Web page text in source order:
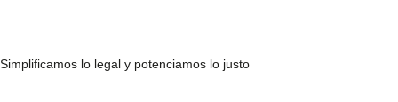
Simplificamos lo legal y potenciamos lo justo